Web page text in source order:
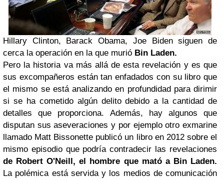
Hillary Clinton, Barack Obama, Joe Biden siguen de
cerca la operación en la que murió Bin Laden.
Pero la historia va más allá de esta revelación y es que
sus excompañeros están tan enfadados con su libro que
el mismo se está analizando en profundidad para dirimir
si se ha cometido algún delito debido a la cantidad de
detalles que proporciona. Además, hay algunos que
disputan sus aseveraciones y por ejemplo otro exmarine
llamado Matt Bissonette publicó un libro en 2012 sobre el
mismo episodio que podría contradecir las revelaciones
de Robert O'Neill, el hombre que mató a Bin Laden.
La polémica está servida y los medios de comunicación